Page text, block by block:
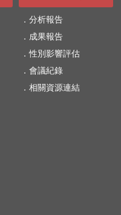
分析報告
成果報告
性別影響評估
會議紀錄
相關資源連結